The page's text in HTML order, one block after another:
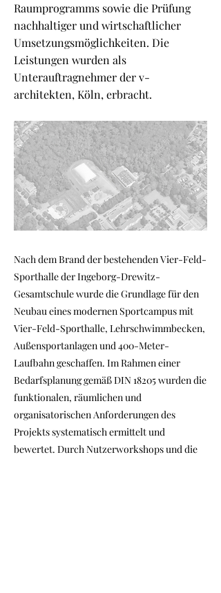
Raumprogramms sowie die Prüfung
nachhaltiger und wirtschaftlicher
Umsetzungsmöglichkeiten. Die
Leistungen wurden als
Unterauftragnehmer der v-
architekten, Köln, erbracht.
Nach dem Brand der bestehenden Vier-Feld-
Sporthalle der Ingeborg-Drewitz-
Gesamtschule wurde die Grundlage für den
Neubau eines modernen Sportcampus mit
Vier-Feld-Sporthalle, Lehrschwimmbecken,
Außensportanlagen und 400-Meter-
Laufbahn geschaffen. Im Rahmen einer
Bedarfsplanung gemäß DIN 18205 wurden die
funktionalen, räumlichen und
organisatorischen Anforderungen des
Projekts systematisch ermittelt und
bewertet. Durch Nutzerworkshops und die